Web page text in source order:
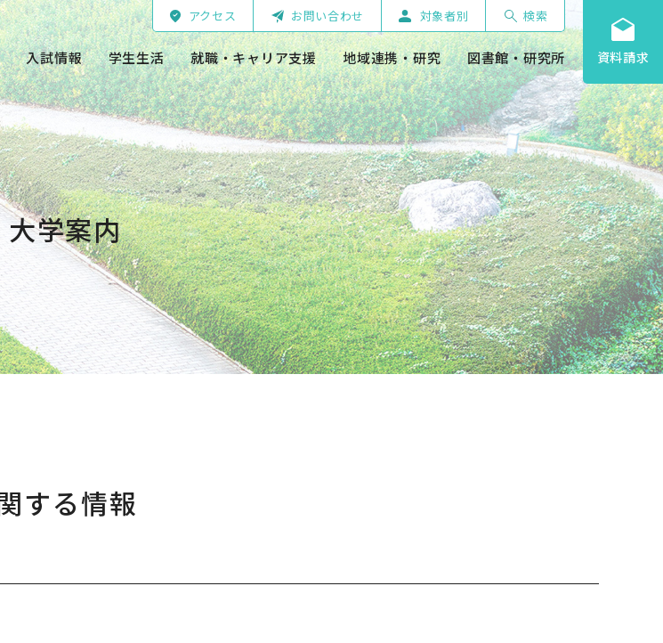
アクセス お問い合わせ 対象者別 検索
入試情報 学生生活 就職・キャリア支援 地域連携・研究 図書館・研究所 資料請求
大学案内
する情報